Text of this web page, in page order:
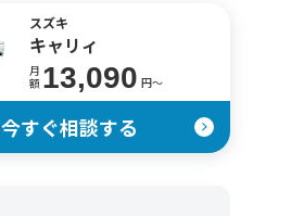
スズキ
キャリィ
月
額 13,090 円〜
今すぐ相談する